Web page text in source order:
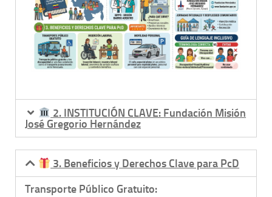
2. INSTITUCIÓN CLAVE: Fundación Misión
José Gregorio Hernández
3. Beneficios y Derechos Clave para PcD
Transporte Público Gratuito: